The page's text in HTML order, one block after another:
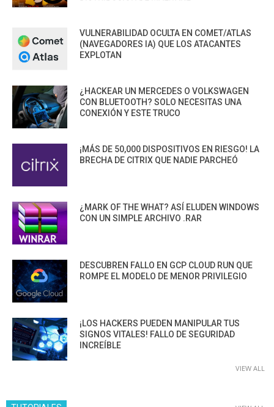
VULNERABILIDAD OCULTA EN COMET/ATLAS
(NAVEGADORES IA) QUE LOS ATACANTES
EXPLOTAN
¿HACKEAR UN MERCEDES O VOLKSWAGEN
CON BLUETOOTH? SOLO NECESITAS UNA
CONEXIÓN Y ESTE TRUCO
¡MÁS DE 50,000 DISPOSITIVOS EN RIESGO! LA
BRECHA DE CITRIX QUE NADIE PARCHEÓ
¿MARK OF THE WHAT? ASÍ ELUDEN WINDOWS
CON UN SIMPLE ARCHIVO .RAR
DESCUBREN FALLO EN GCP CLOUD RUN QUE
ROMPE EL MODELO DE MENOR PRIVILEGIO
¡LOS HACKERS PUEDEN MANIPULAR TUS
SIGNOS VITALES! FALLO DE SEGURIDAD
INCREÍBLE
VIEW ALL